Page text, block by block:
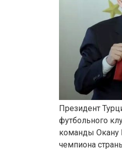
Президент
футбольного
команды Окану
чемпиона